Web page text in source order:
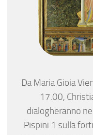
Da Maria Gioia
17.00,
dialogheranno
Pispini 1 sulla